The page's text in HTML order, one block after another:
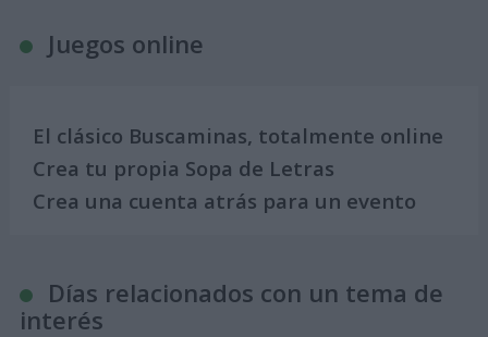
Juegos online
El clásico Buscaminas, totalmente online
Crea tu propia Sopa de Letras
Crea una cuenta atrás para un evento
Días relacionados con un tema de
interés